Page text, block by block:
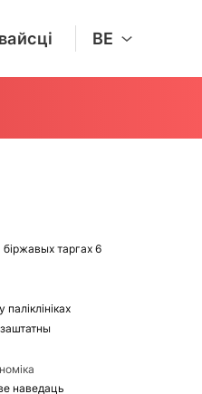
BE
таргах 6
наведаць